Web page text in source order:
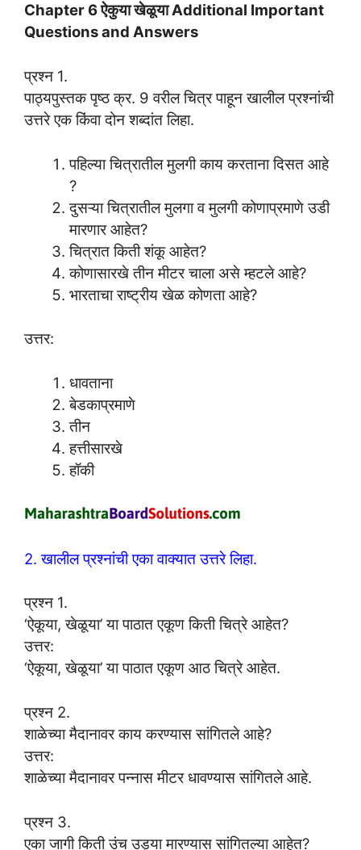
Chapter 6 ऐकुया खेळूया Additional Important
Questions and Answers
प्रश्न 1.
पाठ्यपुस्तक पृष्ठ क्र. 9 वरील चित्र पाहून खालील प्रश्नांची
उत्तरे एक किंवा दोन शब्दांत लिहा.
पहिल्या चित्रातील मुलगी काय करताना दिसत आहे
?
दुसऱ्या चित्रातील मुलगा व मुलगी कोणाप्रमाणे उडी
मारणार आहेत?
चित्रात किती शंकू आहेत?
कोणासारखे तीन मीटर चाला असे म्हटले आहे?
भारताचा राष्ट्रीय खेळ कोणता आहे?
उत्तर:
धावताना
बेडकाप्रमाणे
तीन
हत्तीसारखे
हॉकी
2. खालील प्रश्नांची एका वाक्यात उत्तरे लिहा.
प्रश्न 1.
‘ऐकूया, खेळूया’ या पाठात एकूण किती चित्रे आहेत?
उत्तर:
‘ऐकूया, खेळूया’ या पाठात एकूण आठ चित्रे आहेत.
प्रश्न 2.
शाळेच्या मैदानावर काय करण्यास सांगितले आहे?
उत्तर:
शाळेच्या मैदानावर पन्नास मीटर धावण्यास सांगितले आहे.
प्रश्न 3.
एका जागी किती उंच उड्या मारण्यास सांगितल्या आहेत?